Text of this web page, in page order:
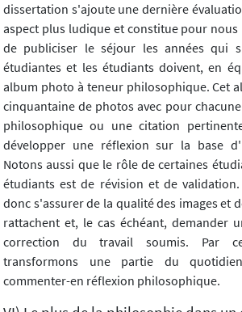
dissertation s'ajoute une dernière
aspect plus ludique et constitue pour
de publiciser le séjour les années qui
étudiantes et les étudiants doivent, en
album photo à teneur philosophique. Cet
cinquantaine de photos avec pour
philosophique ou une citation
développer une réflexion sur la base
Notons aussi que le rôle de certaines
étudiants est de révision et de
donc s'assurer de la qualité des images et
rattachent et, le cas échéant, demander
correction du travail soumis. Par
transformons une partie du
commenter-en réflexion philosophique.